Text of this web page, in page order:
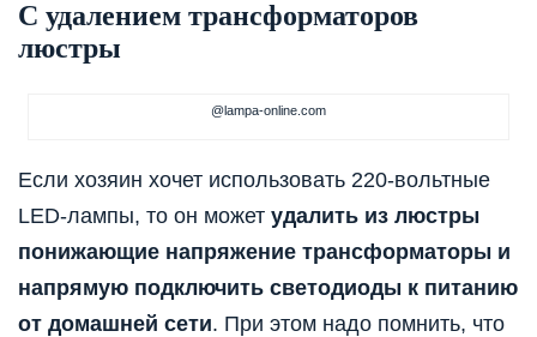
С удалением трансформаторов
люстры
@lampa-online.com
Если хозяин хочет использовать 220-вольтные
LED-лампы, то он может удалить из люстры
понижающие напряжение трансформаторы и
напрямую подключить светодиоды к питанию
от домашней сети. При этом надо помнить, что